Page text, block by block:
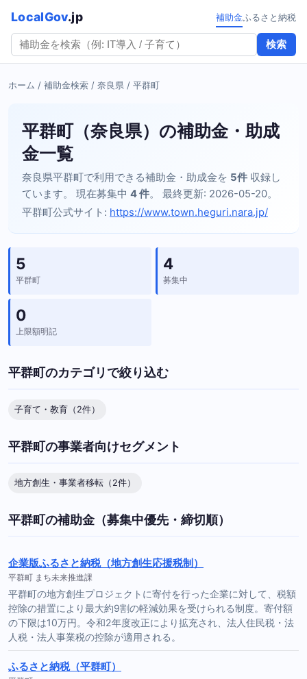
LocalGov.jp
検索
補助金ふるさと納税
ホーム / 補助金検索 / 奈良県 / 平群町
平群町（奈良県）の補助金・助成
金一覧
奈良県平群町で利用できる補助金・助成金を 5件 収録し
ています。 現在募集中 4 件。 最終更新: 2026-05-20。
平群町公式サイト: https://www.town.heguri.nara.jp/
5
平群町
4
募集中
0
上限額明記
平群町のカテゴリで絞り込む
子育て・教育（2件）
平群町の事業者向けセグメント
地方創生・事業者移転（2件）
平群町の補助金（募集中優先・締切順）
企業版ふるさと納税（地方創生応援税制）
平群町 まち未来推進課
平群町の地方創生プロジェクトに寄付を行った企業に対して、税額
控除の措置により最大約9割の軽減効果を受けられる制度。寄付額
の下限は10万円。令和2年度改正により拡充され、法人住民税・法
人税・法人事業税の控除が適用される。
ふるさと納税（平群町）